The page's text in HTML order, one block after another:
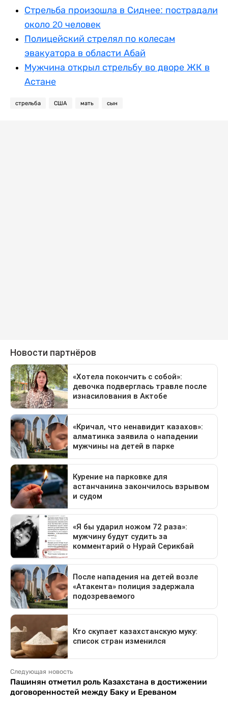
Стрельба произошла в Сиднее: пострадали
около 20 человек
Полицейский стрелял по колесам
эвакуатора в области Абай
Мужчина открыл стрельбу во дворе ЖК в
Астане
стрельба США мать сын
Следующая новость
Пашинян отметил роль Казахстана в достижении
договоренностей между Баку и Ереваном